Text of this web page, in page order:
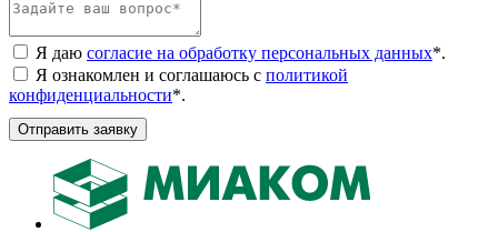
Я даю согласие на обработку персональных данных*.
Я ознакомлен и соглашаюсь с политикой
конфиденциальности*.
Отправить заявку